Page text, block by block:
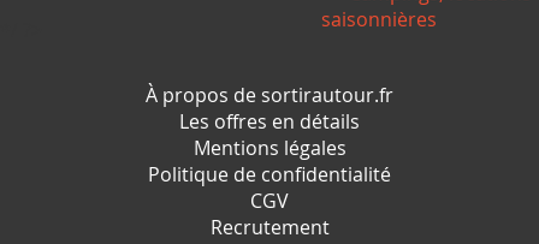
saisonnières
À propos de sortirautour.fr
Les offres en détails
Mentions légales
Politique de confidentialité
CGV
Recrutement